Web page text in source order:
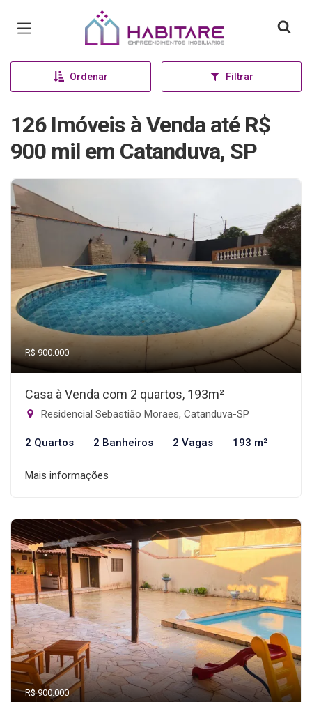
Página inicial
Ordenar Filtrar
126 Imóveis à Venda até R$
900 mil em Catanduva, SP
R$ 900.000
Casa à Venda com 2 quartos, 193m²
Residencial Sebastião Moraes, Catanduva-SP
2 Quartos 2 Banheiros 2 Vagas 193 m²
Mais informações
R$ 900.000